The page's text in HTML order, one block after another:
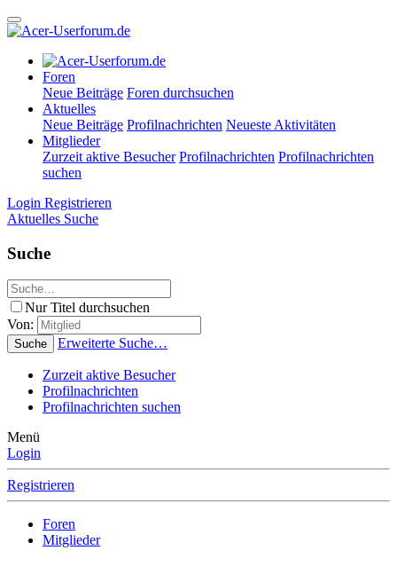
Foren
Neue Beiträge Foren durchsuchen
Aktuelles
Neue Beiträge Profilnachrichten Neueste Aktivitäten
Mitglieder
Zurzeit aktive Besucher Profilnachrichten Profilnachrichten
suchen
Login Registrieren
Aktuelles Suche
Suche
Nur Titel durchsuchen
Von:
Suche Erweiterte Suche…
Zurzeit aktive Besucher
Profilnachrichten
Profilnachrichten suchen
Menü
Login
Registrieren
Foren
Mitglieder